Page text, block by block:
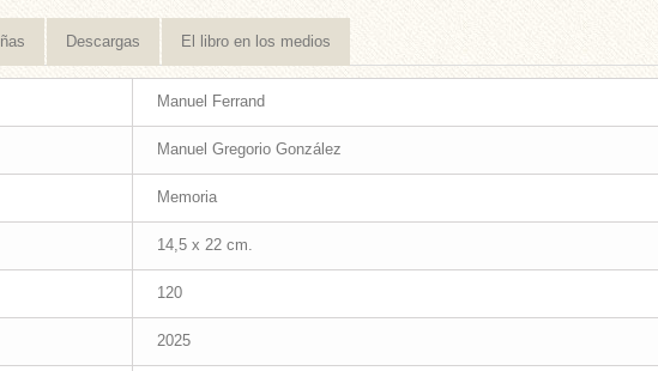
Descargas El libro en los medios
Manuel Ferrand
Manuel Gregorio González
Memoria
14,5 x 22 cm.
120
2025